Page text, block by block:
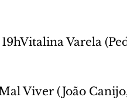
Varela
Viver (João